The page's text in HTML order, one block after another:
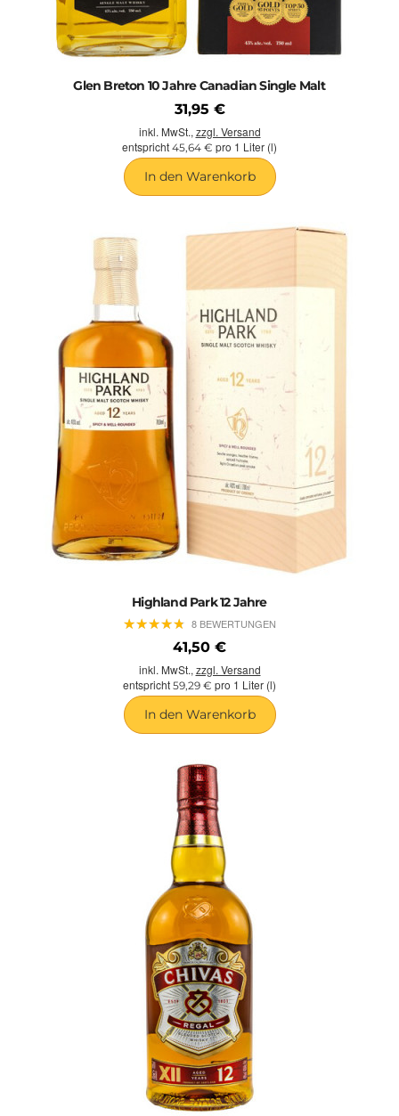
Glen Breton 10 Jahre Canadian Single Malt
31,95 €
inkl. MwSt., zzgl. Versand
entspricht 45,64 € pro 1 Liter (l)
In den Warenkorb
Highland Park 12 Jahre
★★★★★
★★★★★ 8 BEWERTUNGEN
41,50 €
inkl. MwSt., zzgl. Versand
entspricht 59,29 € pro 1 Liter (l)
In den Warenkorb